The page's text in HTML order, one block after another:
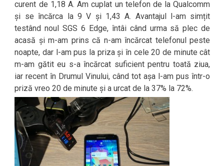
curent de 1,18 A. Am cuplat un telefon de la Qualcomm
și se încărca la 9 V și 1,43 A. Avantajul l-am simțit
testând noul SGS 6 Edge, întâi când urma să plec de
acasă și m-am prins că n-am încărcat telefonul peste
noapte, dar l-am pus la priza și în cele 20 de minute cât
m-am gătit eu s-a încărcat suficient pentru toată ziua,
iar recent în Drumul Vinului, când tot așa l-am pus într-o
priză vreo 20 de minute și a urcat de la 37% la 72%.